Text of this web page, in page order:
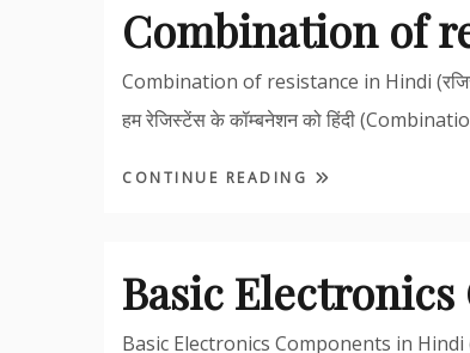
Combination of
Combination of resistance in Hindi
हम रेजिस्टेंस के कॉम्बनेशन को हिंदी
CONTINUE READING
Basic
Basic Electronics Components in Hindi